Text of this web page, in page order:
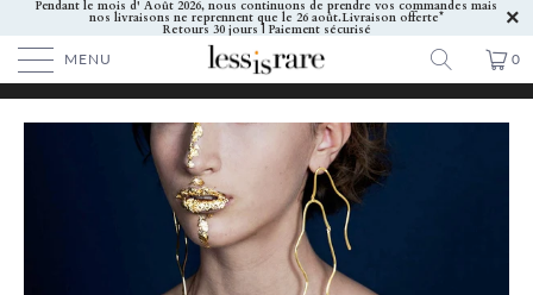
Pendant le mois d' Août 2026, nous continuons de prendre vos commandes mais
nos livraisons ne reprennent que le 26 août.Livraison offerte*
Retours 30 jours | Paiement sécurisé
MENU 0